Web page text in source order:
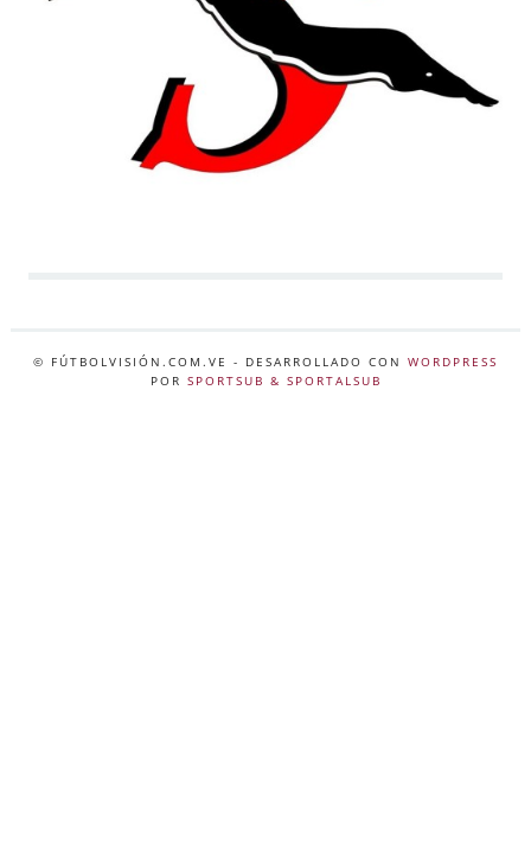
© FÚTBOLVISIÓN.COM.VE - DESARROLLADO CON WORDPRESS
POR SPORTSUB & SPORTALSUB